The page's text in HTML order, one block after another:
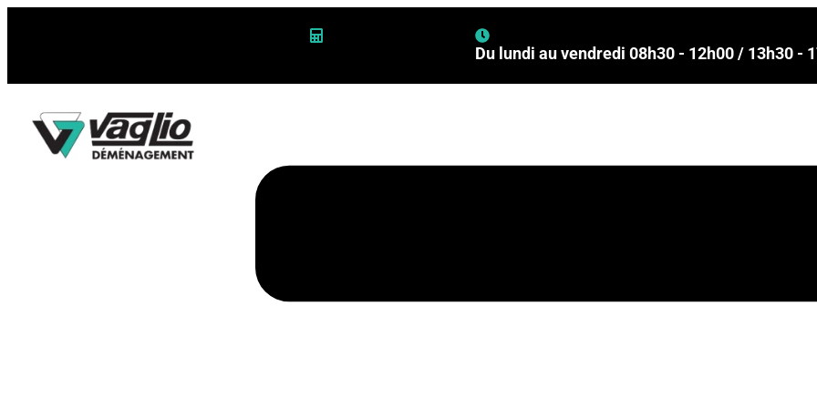
Du lundi au vendredi 08h30 - 12h00 / 13h30 -